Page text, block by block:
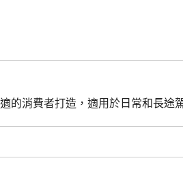
消費者打造，適用於日常和長